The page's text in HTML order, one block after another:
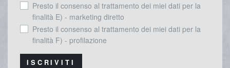
Presto il consenso al trattamento dei miei dati per la
finalità E) - marketing diretto
Presto il consenso al trattamento dei miei dati per la
finalità F) - profilazione
ISCRIVITI